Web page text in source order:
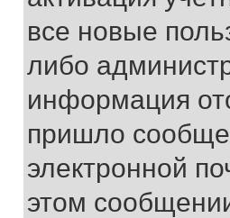
все новые
либо
информация
пришло
электронной
этом